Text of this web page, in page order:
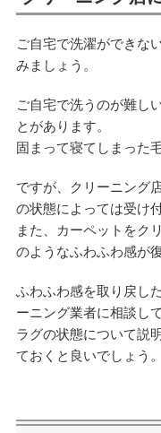
ご自宅で洗濯ができな
みましょう。
ご自宅で洗うのが難し
とがあります。
固まって寝てしまった
ですが、クリーニング
の状態によっては受け
また、カーペットをク
のようなふわふわ感が
ふわふわ感を取り戻し
ーニング業者に相談し
ラグの状態について説
ておくと良いでしょう。